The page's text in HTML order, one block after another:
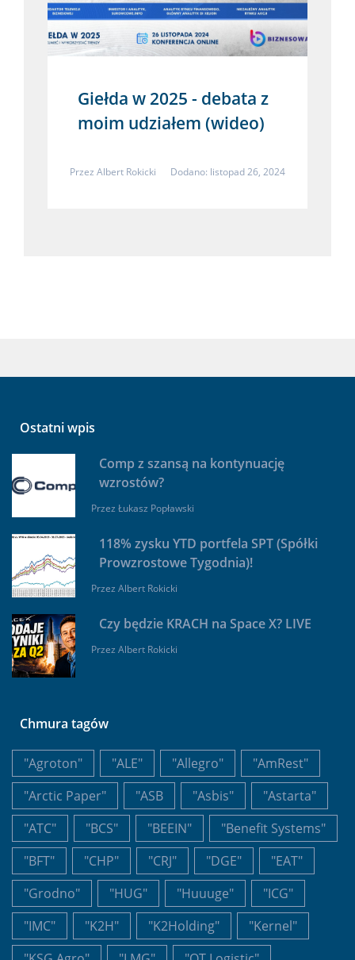
Giełda w 2025 - debata z
moim udziałem (wideo)
Przez Albert Rokicki Dodano: listopad 26, 2024
Ostatni wpis
Comp z szansą na kontynuację
wzrostów?
Przez Łukasz Popławski
118% zysku YTD portfela SPT (Spółki
Prowzrostowe Tygodnia)!
Przez Albert Rokicki
Czy będzie KRACH na Space X? LIVE
Przez Albert Rokicki
Chmura tagów
"Agroton" "ALE" "Allegro"
"AmRest"
"Arctic Paper"
"ASB "Asbis"
"Astarta"
"ATC"
"BCS" "BEEIN"
"Benefit Systems"
"BFT"
"CHP" "CRJ" "DGE"
"EAT"
"Grodno"
"HUG" "Huuuge"
"ICG"
"IMC"
"K2H" "K2Holding"
"Kernel"